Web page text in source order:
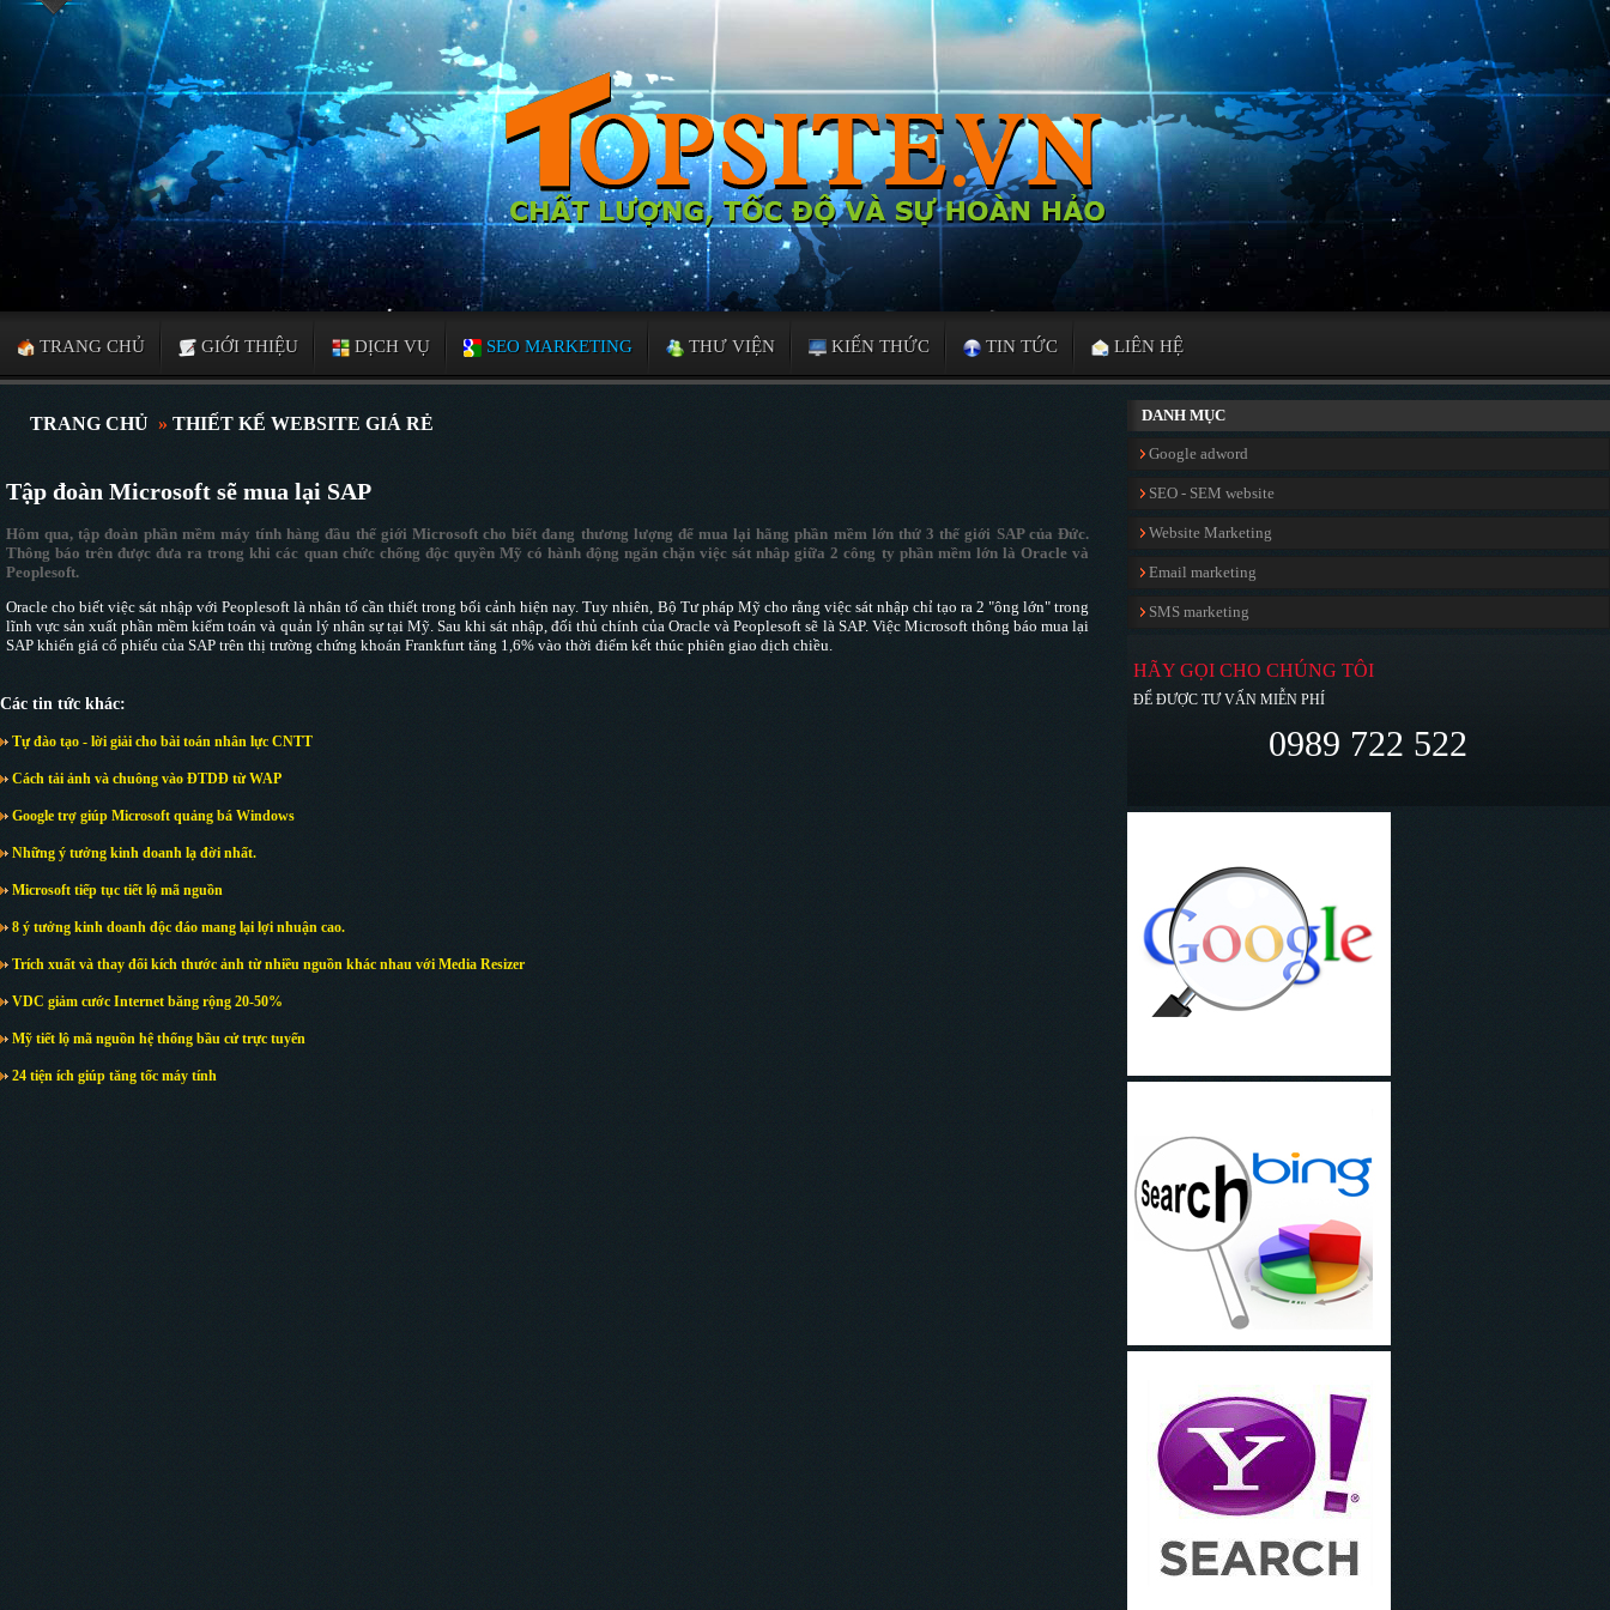
TRANG CHỦ GIỚI THIỆU DỊCH VỤ SEO MARKETING THƯ VIỆN KIẾN THỨC TIN TỨC LIÊN HỆ
TRANG CHỦ » THIẾT KẾ WEBSITE GIÁ RẺ
Tập đoàn Microsoft sẽ mua lại SAP
Hôm qua, tập đoàn phần mềm máy tính hàng đầu thế giới Microsoft cho biết đang thương lượng để mua lại hãng phần mềm lớn thứ 3 thế giới SAP của Đức.
Thông báo trên được đưa ra trong khi các quan chức chống độc quyền Mỹ có hành động ngăn chặn việc sát nhâp giữa 2 công ty phần mềm lớn là Oracle và
Peoplesoft.
Oracle cho biết việc sát nhập với Peoplesoft là nhân tố cần thiết trong bối cảnh hiện nay. Tuy nhiên, Bộ Tư pháp Mỹ cho rằng việc sát nhập chỉ tạo ra 2 "ông lớn" trong
lĩnh vực sản xuất phần mềm kiểm toán và quản lý nhân sự tại Mỹ. Sau khi sát nhập, đối thủ chính của Oracle và Peoplesoft sẽ là SAP. Việc Microsoft thông báo mua lại
SAP khiến giá cổ phiếu của SAP trên thị trường chứng khoán Frankfurt tăng 1,6% vào thời điểm kết thúc phiên giao dịch chiều.
Các tin tức khác:
Tự đào tạo - lời giải cho bài toán nhân lực CNTT
Cách tải ảnh và chuông vào ĐTDĐ từ WAP
Google trợ giúp Microsoft quảng bá Windows
Những ý tưởng kinh doanh lạ đời nhất.
Microsoft tiếp tục tiết lộ mã nguồn
8 ý tưởng kinh doanh độc đáo mang lại lợi nhuận cao.
Trích xuất và thay đổi kích thước ảnh từ nhiều nguồn khác nhau với Media Resizer
VDC giảm cước Internet băng rộng 20-50%
Mỹ tiết lộ mã nguồn hệ thống bầu cử trực tuyến
24 tiện ích giúp tăng tốc máy tính
DANH MỤC
Google adword
SEO - SEM website
Website Marketing
Email marketing
SMS marketing
HÃY GỌI CHO CHÚNG TÔI
ĐỂ ĐƯỢC TƯ VẤN MIỄN PHÍ
0989 722 522